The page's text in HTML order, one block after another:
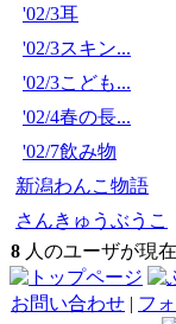
'02/3耳
'02/3スキン...
'02/3こども...
'02/4春の長...
'02/7飲み物
新潟わんこ物語
さんきゅうぶうこ
8 人のユーザが現
お問い合わせ | フ